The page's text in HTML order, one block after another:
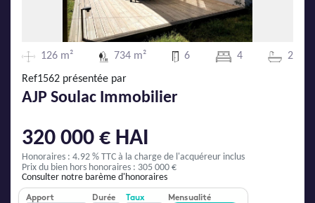
DEVENIR FRANCHISÉ
AJP Recrute
AJP Actualités
Service Qualité Clients
126 m² 734 m² 6 4 2
Ref1562 présentée par
AJP Soulac Immobilier
320 000 € HAI
Honoraires : 4.92 % TTC à la charge de l'acquéreur inclus
Prix du bien hors honoraires : 305 000 €
Consulter notre barème d'honoraires